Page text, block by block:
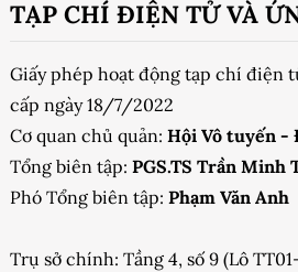
TẠP CHÍ ĐIỆN TỬ VÀ
Giấy phép hoạt động tạp chí điện
cấp ngày 18/7/2022
Cơ quan chủ quản: Hội Vô tuyến -
Tổng biên tập: PGS.TS Trần Minh
Phó Tổng biên tập: Phạm Văn Anh
Trụ sở chính: Tầng 4, số 9 (Lô